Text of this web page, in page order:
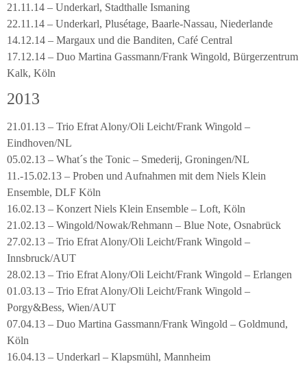
21.11.14 – Underkarl, Stadthalle Ismaning
22.11.14 – Underkarl, Plusétage, Baarle-Nassau, Niederlande
14.12.14 – Margaux und die Banditen, Café Central
17.12.14 – Duo Martina Gassmann/Frank Wingold, Bürgerzentrum
Kalk, Köln
2013
21.01.13 – Trio Efrat Alony/Oli Leicht/Frank Wingold –
Eindhoven/NL
05.02.13 – What´s the Tonic – Smederij, Groningen/NL
11.-15.02.13 – Proben und Aufnahmen mit dem Niels Klein
Ensemble, DLF Köln
16.02.13 – Konzert Niels Klein Ensemble – Loft, Köln
21.02.13 – Wingold/Nowak/Rehmann – Blue Note, Osnabrück
27.02.13 – Trio Efrat Alony/Oli Leicht/Frank Wingold –
Innsbruck/AUT
28.02.13 – Trio Efrat Alony/Oli Leicht/Frank Wingold – Erlangen
01.03.13 – Trio Efrat Alony/Oli Leicht/Frank Wingold –
Porgy&Bess, Wien/AUT
07.04.13 – Duo Martina Gassmann/Frank Wingold – Goldmund,
Köln
16.04.13 – Underkarl – Klapsmühl, Mannheim